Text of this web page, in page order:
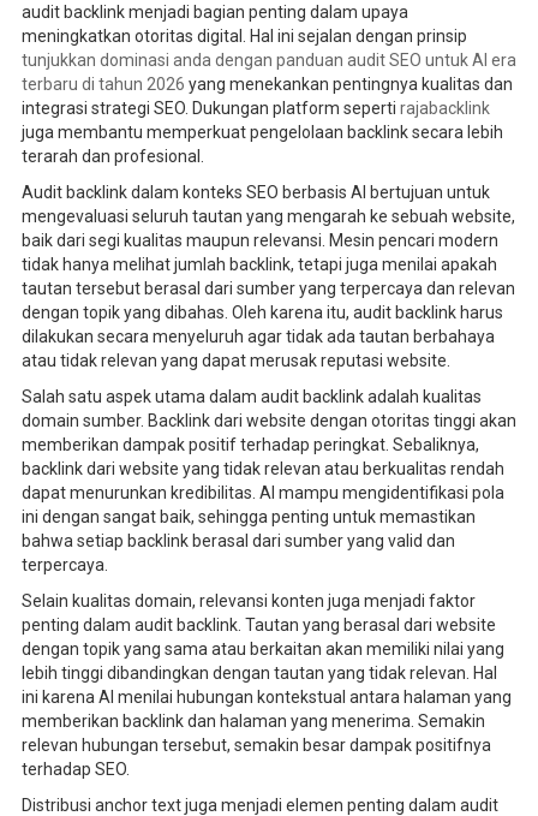
audit backlink menjadi bagian penting dalam upaya
meningkatkan otoritas digital. Hal ini sejalan dengan prinsip
tunjukkan dominasi anda dengan panduan audit SEO untuk AI era
terbaru di tahun 2026 yang menekankan pentingnya kualitas dan
integrasi strategi SEO. Dukungan platform seperti rajabacklink
juga membantu memperkuat pengelolaan backlink secara lebih
terarah dan profesional.
Audit backlink dalam konteks SEO berbasis AI bertujuan untuk
mengevaluasi seluruh tautan yang mengarah ke sebuah website,
baik dari segi kualitas maupun relevansi. Mesin pencari modern
tidak hanya melihat jumlah backlink, tetapi juga menilai apakah
tautan tersebut berasal dari sumber yang terpercaya dan relevan
dengan topik yang dibahas. Oleh karena itu, audit backlink harus
dilakukan secara menyeluruh agar tidak ada tautan berbahaya
atau tidak relevan yang dapat merusak reputasi website.
Salah satu aspek utama dalam audit backlink adalah kualitas
domain sumber. Backlink dari website dengan otoritas tinggi akan
memberikan dampak positif terhadap peringkat. Sebaliknya,
backlink dari website yang tidak relevan atau berkualitas rendah
dapat menurunkan kredibilitas. AI mampu mengidentifikasi pola
ini dengan sangat baik, sehingga penting untuk memastikan
bahwa setiap backlink berasal dari sumber yang valid dan
terpercaya.
Selain kualitas domain, relevansi konten juga menjadi faktor
penting dalam audit backlink. Tautan yang berasal dari website
dengan topik yang sama atau berkaitan akan memiliki nilai yang
lebih tinggi dibandingkan dengan tautan yang tidak relevan. Hal
ini karena AI menilai hubungan kontekstual antara halaman yang
memberikan backlink dan halaman yang menerima. Semakin
relevan hubungan tersebut, semakin besar dampak positifnya
terhadap SEO.
Distribusi anchor text juga menjadi elemen penting dalam audit